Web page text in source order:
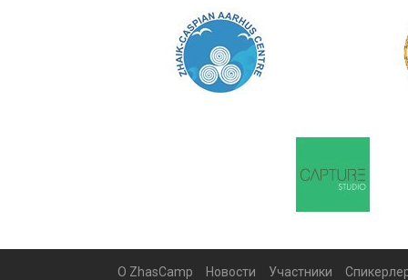
О ZhasCamp Новости Участники